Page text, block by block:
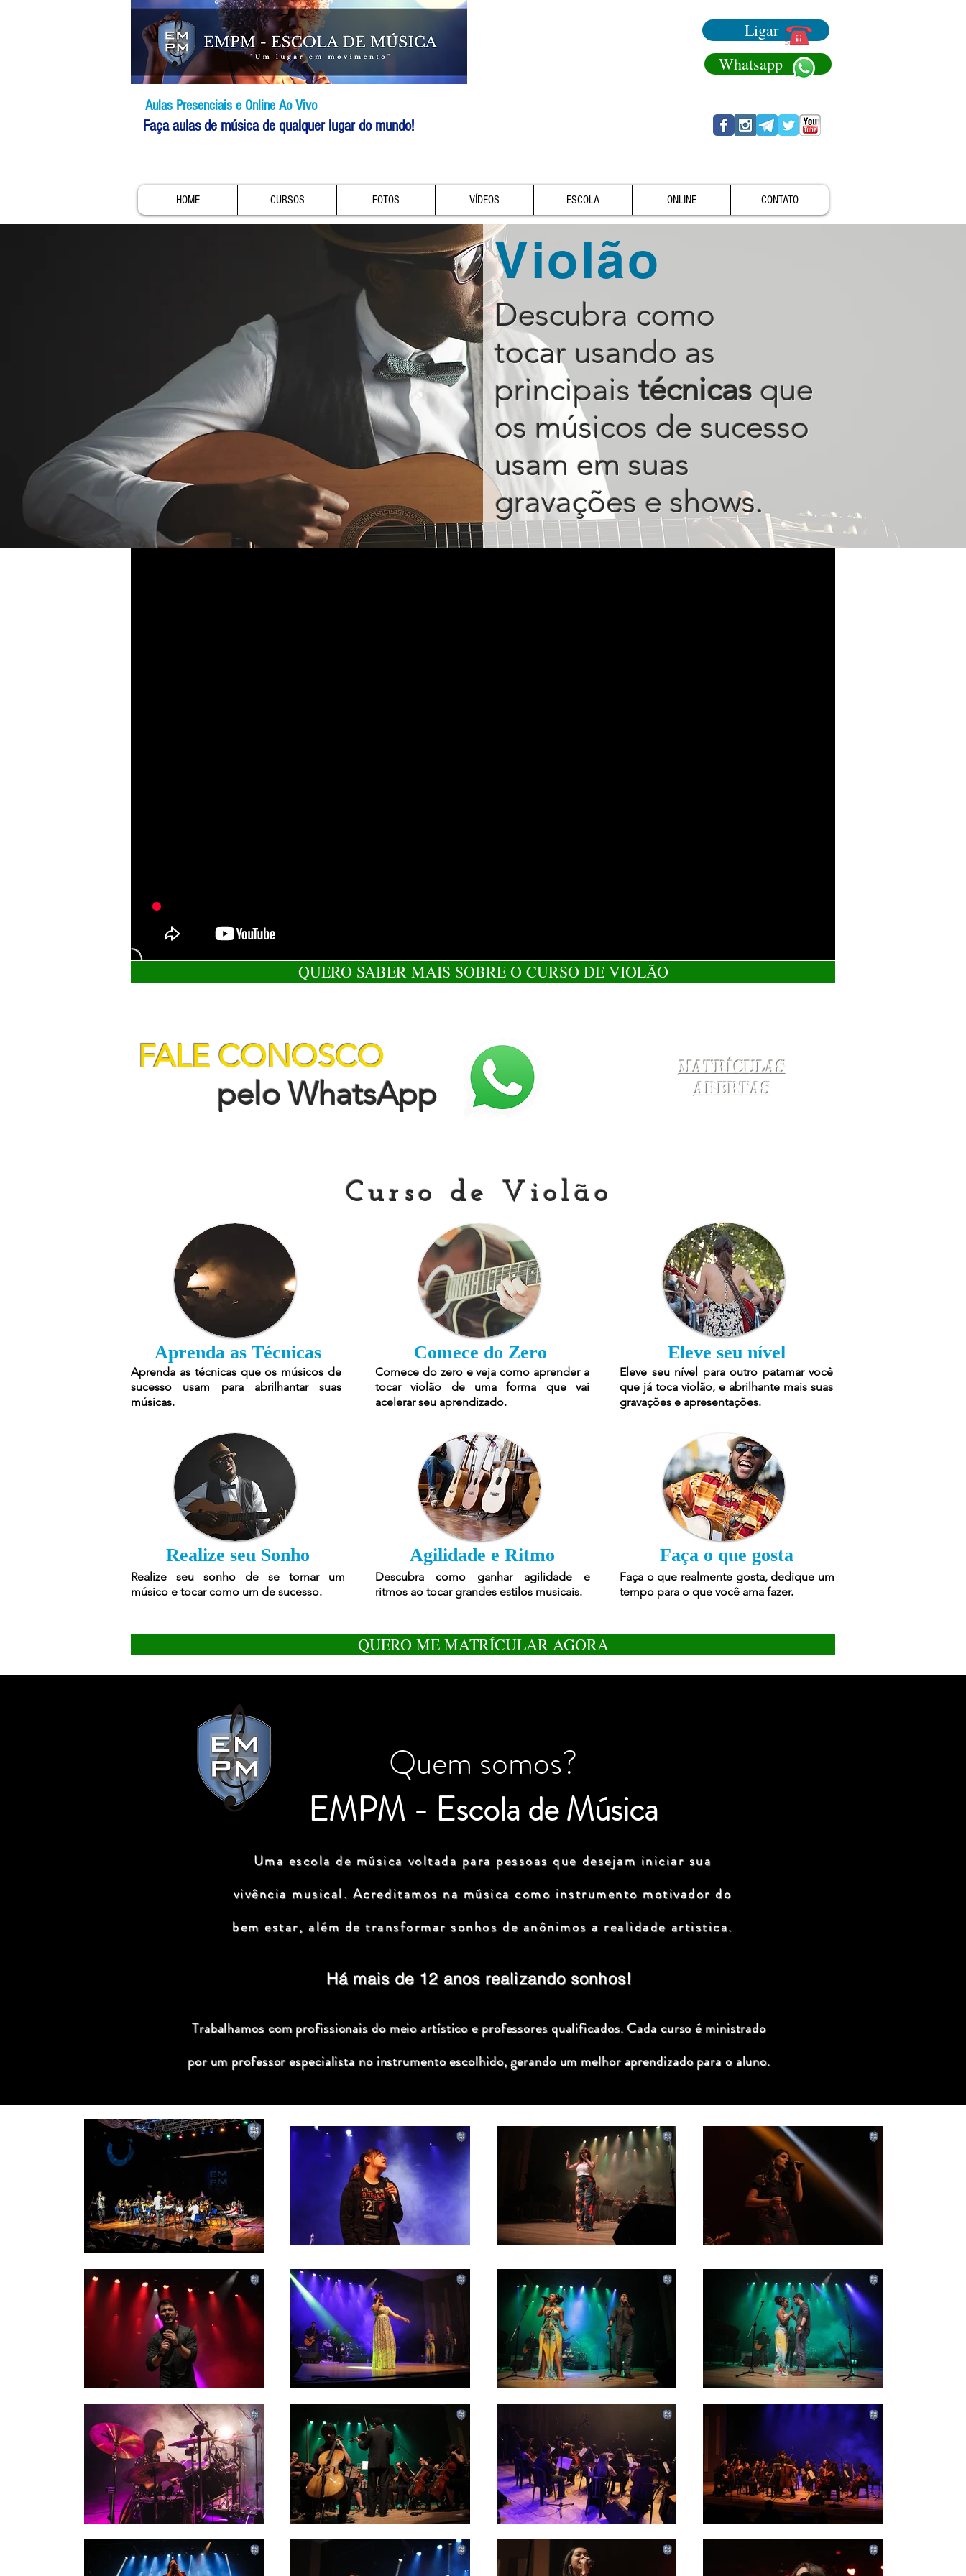
Ligar
Whatsapp
Aulas Presenciais e Online Ao Vivo
Faça aulas de música de qualquer lugar do mundo!
HOME CURSOS FOTOS VÍDEOS ESCOLA ONLINE CONTATO
Violão
Descubra como
tocar usando as
principaistécnicas que
os músicos de sucesso
usam em suas
gravações e shows.
QUERO SABER MAIS SOBRE O CURSO DE VIOLÃO
FALE CONOSCO
pelo WhatsApp
Matrículas
Abertas
Curso de Violão
Aprenda as Técnicas
Aprenda as técnicas que os músicos de
sucesso usam para abrilhantar suas
músicas.
Realize seu Sonho
Realize seu sonho de se tornar um
músico e tocar como um de sucesso.
Comece do Zero
Comece do zero e veja como aprender a
tocar violão de uma forma que vai
acelerar seu aprendizado.
Agilidade e Ritmo
Descubra como ganhar agilidade e
ritmos ao tocar grandes estilos musicais.
Eleve seu nível
Eleve seu nível para outro patamar você
que já toca violão, e abrilhante mais suas
gravações e apresentações.
Faça o que gosta
Faça o que realmente gosta, dedique um
tempo para o que você ama fazer.
QUERO ME MATRÍCULAR AGORA
Quem somos?
EMPM - Escola de Música
Uma escola de música voltada para pessoas que desejam iniciar sua
vivência musical. Acreditamos na música como instrumento motivador do
bem estar, além de transformar sonhos de anônimos a realidade artistica.
Há mais de 12 anos realizando sonhos!
Trabalhamos com profissionais do meio artístico e professores qualificados. Cada curso é ministrado
por um professor especialista no instrumento escolhido, gerando um melhor aprendizado para o aluno.